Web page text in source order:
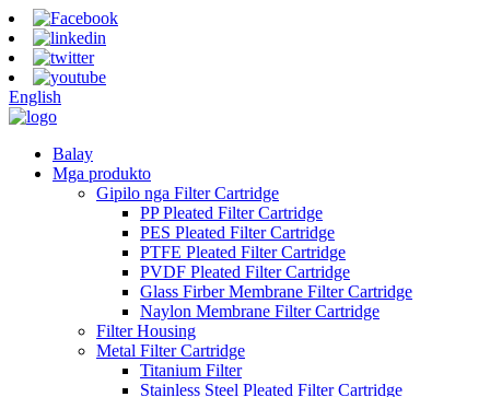
English
Balay
Mga produkto
Gipilo nga Filter Cartridge
PP Pleated Filter Cartridge
PES Pleated Filter Cartridge
PTFE Pleated Filter Cartridge
PVDF Pleated Filter Cartridge
Glass Firber Membrane Filter Cartridge
Naylon Membrane Filter Cartridge
Filter Housing
Metal Filter Cartridge
Titanium Filter
Stainless Steel Pleated Filter Cartridge